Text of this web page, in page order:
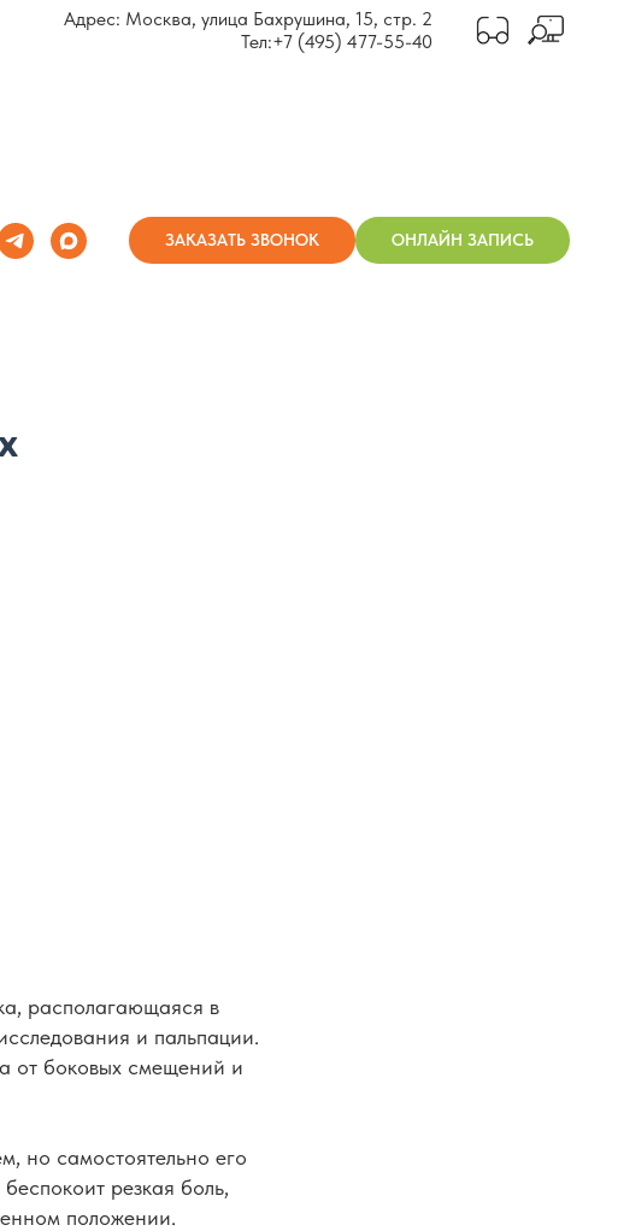
Адрес: Москва, улица Бахрушина, 15, стр. 2
Тел:+7 (495) 477-55-40
ЗАКАЗАТЬ ЗВОНОК ОНЛАЙН ЗАПИСЬ
располагающаяся в
и пальпации.
от боковых смещений и
но самостоятельно его
резкая боль,
положении.